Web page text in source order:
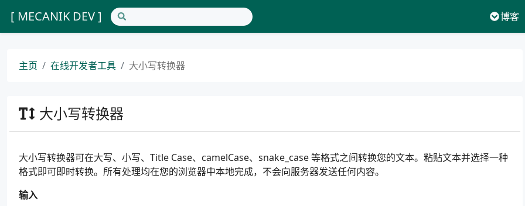
[ MECANIK DEV ] 博客
主页 在线开发者工具 大小写转换器
大小写转换器
大小写转换器可在大写、小写、Title Case、camelCase、snake_case 等格式之间转换您的文本。粘贴文本并选择一种
格式即可即时转换。所有处理均在您的浏览器中本地完成，不会向服务器发送任何内容。
输入